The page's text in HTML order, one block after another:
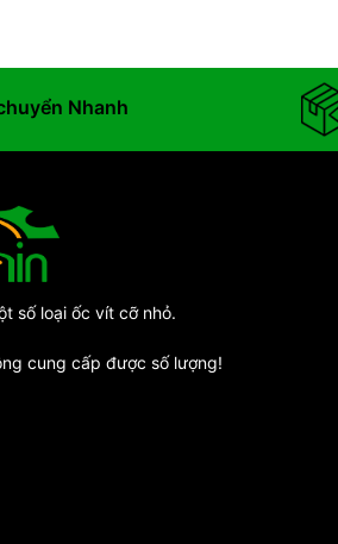
Nhanh
số loại ốc vít cỡ nhỏ.
cung cấp được số lượng!